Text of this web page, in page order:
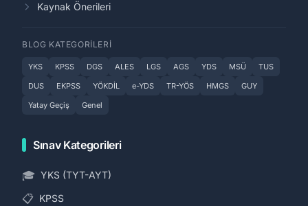
Kaynak Önerileri
BLOG KATEGORILERI
YKS KPSS DGS ALES LGS AGS YDS MSÜ
TUS
DUS
EKPSS YÖKDİL e-YDS TR-YÖS HMGS
GUY
Yatay Geçiş
Genel
Sınav Kategorileri
🎓 YKS (TYT-AYT)
📋 KPSS